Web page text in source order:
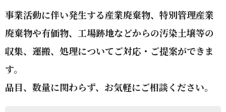
事業活動に伴い発生する産業廃棄物、特別管理産業
廃棄物や有価物、 工場跡地などからの汚染土壌等の
収集、運搬、処理についてご対応・ご提案ができま
す。
品目、数量に関わらず、お気軽にご相談ください。